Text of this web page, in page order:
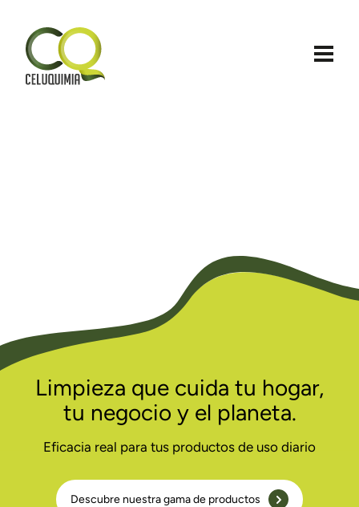
Limpieza que cuida tu hogar,
tu negocio y el planeta.
Eficacia real para tus productos de uso diario
Descubre nuestra gama de productos